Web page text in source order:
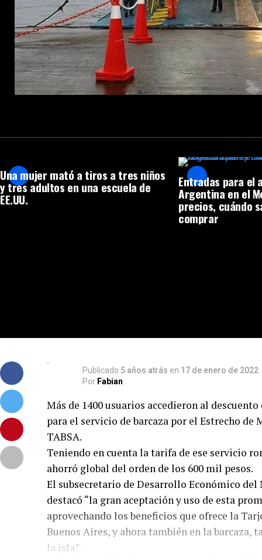
Una mujer mató a tiros a tres niños
y tres adultos en una escuela de
EE.UU.
Entradas para el
Argentina en el
precios, cuándo
comprar
Publicado 5 años atrás en 17 de enero de 2022
Por Fabian
Más de 1400 usuarios accedieron al
para el servicio de barcaza por el Estrecho
TABSA.
Teniendo en cuenta la tarifa de ese servicio
ahorró global del orden de los 600 mil pesos.
El subsecretario de Desarrollo Económico
destacó “la gran aceptación y uso de esta
aprovechando los beneficios que ofrece la
Buenos Aires, y ahora también en la barcaza,
la isla”.